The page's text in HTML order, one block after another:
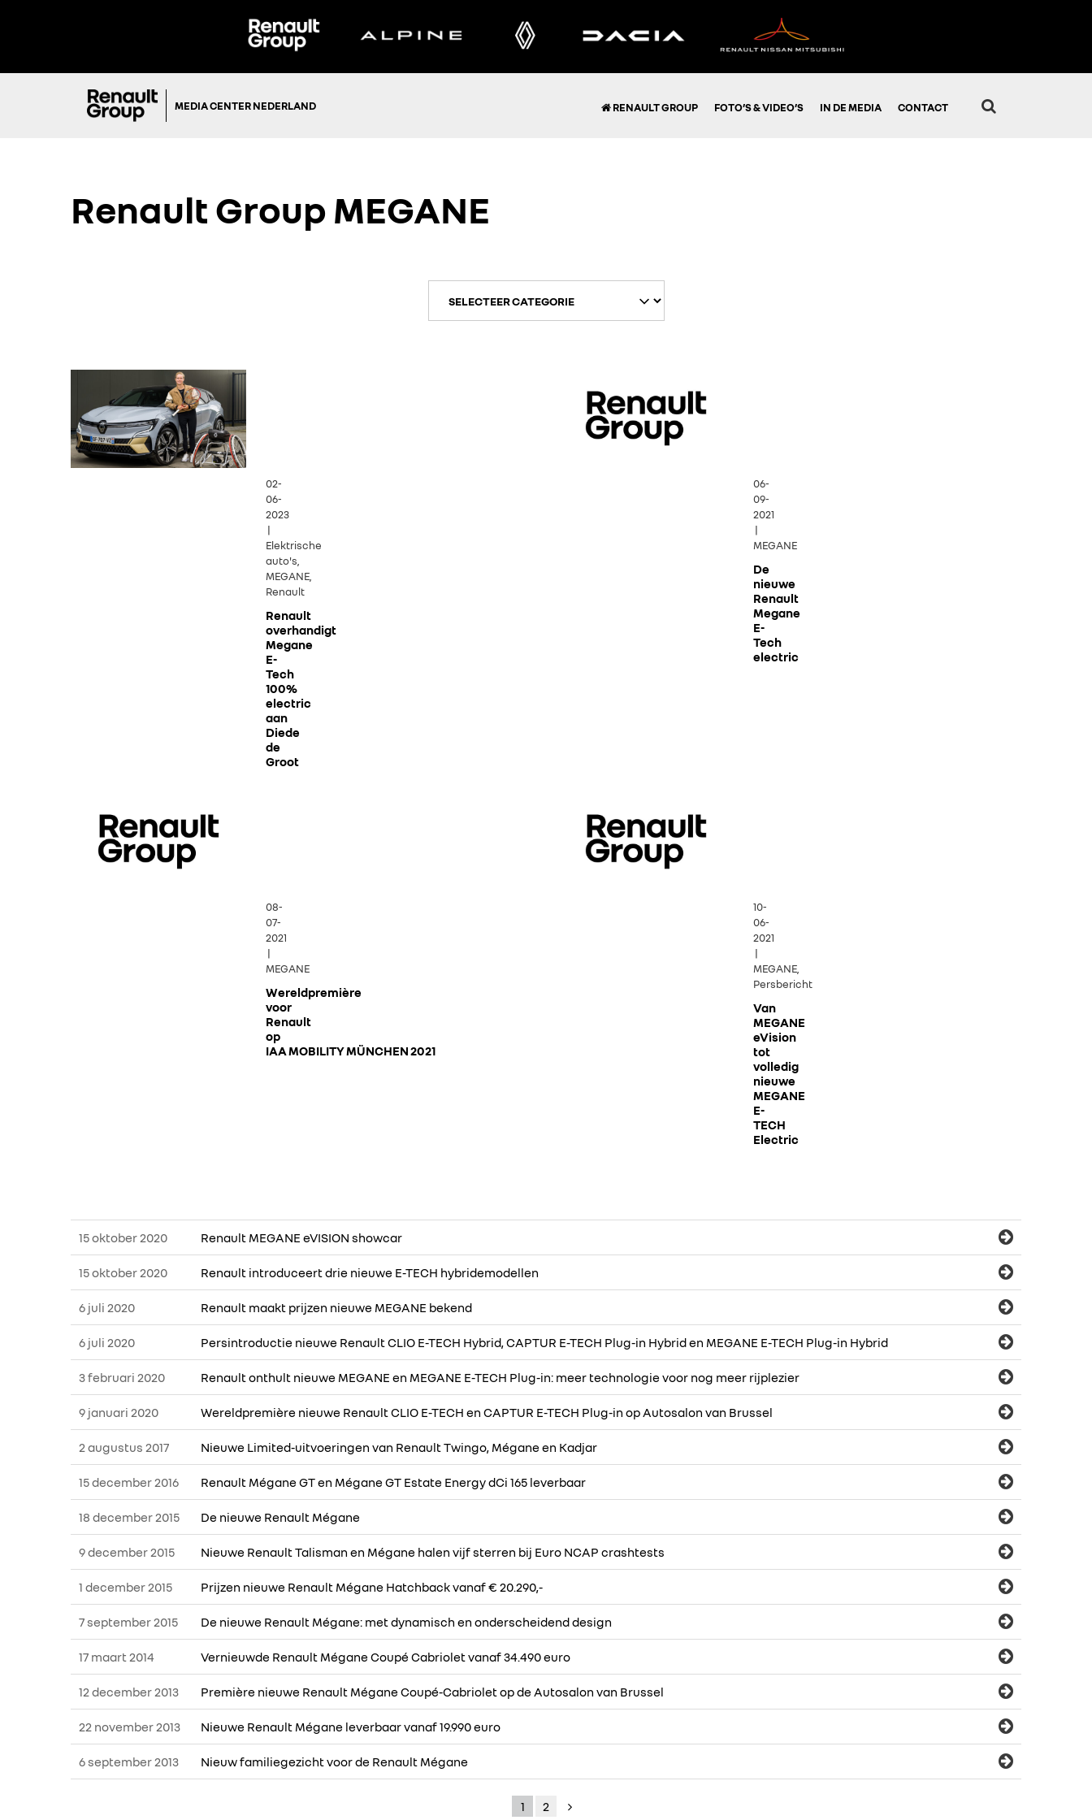
MEDIA CENTER NEDERLAND RENAULT GROUP FOTO’S & VIDEO’S IN DE MEDIA CONTACT
Renault Group MEGANE
02-
06-
2023
|
Elektrische
auto's,
MEGANE,
Renault
Renault
overhandigt
Megane
E-
Tech
100%
electric
aan
Diede
de
Groot
06-
09-
2021
|
MEGANE
De
nieuwe
Renault
Megane
E-
Tech
electric
08-
07-
2021
|
MEGANE
Wereldpremière
voor
Renault
op
IAA MOBILITY MÜNCHEN 2021
10-
06-
2021
|
MEGANE,
Persbericht
Van
MEGANE
eVision
tot
volledig
nieuwe
MEGANE
E-
TECH
Electric
15 oktober 2020 Renault MEGANE eVISION showcar
15 oktober 2020 Renault introduceert drie nieuwe E-TECH hybridemodellen
6 juli 2020 Renault maakt prijzen nieuwe MEGANE bekend
6 juli 2020 Persintroductie nieuwe Renault CLIO E-TECH Hybrid, CAPTUR E-TECH Plug-in Hybrid en MEGANE E-TECH Plug-in Hybrid
3 februari 2020 Renault onthult nieuwe MEGANE en MEGANE E-TECH Plug-in: meer technologie voor nog meer rijplezier
9 januari 2020 Wereldpremière nieuwe Renault CLIO E-TECH en CAPTUR E-TECH Plug-in op Autosalon van Brussel
2 augustus 2017 Nieuwe Limited-uitvoeringen van Renault Twingo, Mégane en Kadjar
15 december 2016 Renault Mégane GT en Mégane GT Estate Energy dCi 165 leverbaar
18 december 2015 De nieuwe Renault Mégane
9 december 2015 Nieuwe Renault Talisman en Mégane halen vijf sterren bij Euro NCAP crashtests
1 december 2015 Prijzen nieuwe Renault Mégane Hatchback vanaf € 20.290,-
7 september 2015 De nieuwe Renault Mégane: met dynamisch en onderscheidend design
17 maart 2014 Vernieuwde Renault Mégane Coupé Cabriolet vanaf 34.490 euro
12 december 2013 Première nieuwe Renault Mégane Coupé-Cabriolet op de Autosalon van Brussel
22 november 2013 Nieuwe Renault Mégane leverbaar vanaf 19.990 euro
6 september 2013 Nieuw familiegezicht voor de Renault Mégane
1 2